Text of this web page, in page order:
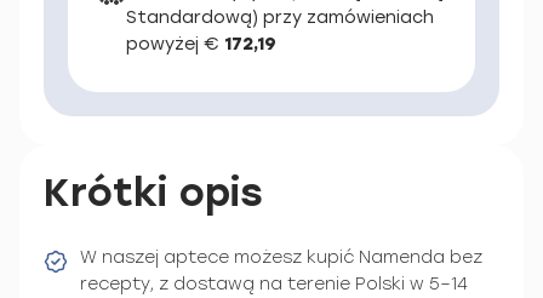
Standardową) przy zamówieniach
powyżej € 172,19
Krótki opis
W naszej aptece możesz kupić Namenda bez
recepty, z dostawą na terenie Polski w 5–14